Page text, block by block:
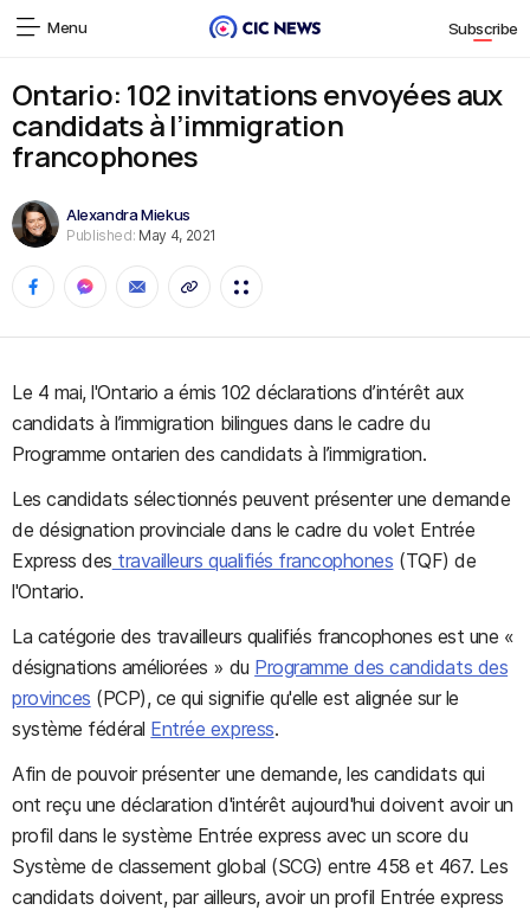
Menu Subscribe
Ontario: 102 invitations envoyées aux
candidats à l’immigration
francophones
Alexandra Miekus
Published: May 4, 2021
Le 4 mai, l'Ontario a émis 102 déclarations d’intérêt aux
candidats à l’immigration bilingues dans le cadre du
Programme ontarien des candidats à l’immigration.
Les candidats sélectionnés peuvent présenter une demande
de désignation provinciale dans le cadre du volet Entrée
Express des travailleurs qualifiés francophones (TQF) de
l'Ontario.
La catégorie des travailleurs qualifiés francophones est une «
désignations améliorées » du Programme des candidats des
provinces (PCP), ce qui signifie qu'elle est alignée sur le
système fédéral Entrée express.
Afin de pouvoir présenter une demande, les candidats qui
ont reçu une déclaration d'intérêt aujourd'hui doivent avoir un
profil dans le système Entrée express avec un score du
Système de classement global (SCG) entre 458 et 467. Les
candidats doivent, par ailleurs, avoir un profil Entrée express